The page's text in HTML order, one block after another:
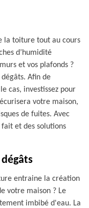
la toiture tout au cours
d’humidité
et vos plafonds ?
Afin de
cas, investissez pour
votre maison,
de fuites. Avec
et des solutions
entraine la création
votre maison ? Le
imbibé d'eau. La